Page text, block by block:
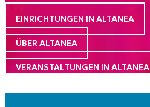
EINRICHTUNGEN IN ALTANEA
ÜBER ALTANEA
VERANSTALTUNGEN IN ALTANEA